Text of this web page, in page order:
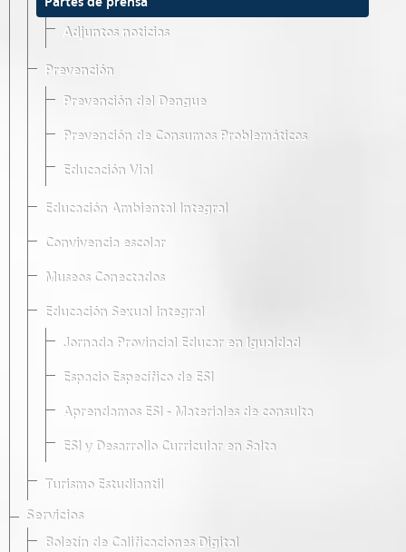
Adjuntos noticias
Prevención
Prevención del Dengue
Prevención de Consumos Problemáticos
Educación Vial
Educación Ambiental Integral
Convivencia escolar
Museos Conectados
Educación Sexual Integral
Jornada Provincial Educar en Igualdad
Espacio Específico de ESI
Aprendamos ESI - Materiales de consulta
ESI y Desarrollo Curricular en Salta
Turismo Estudiantil
Servicios
Boletín de Calificaciones Digital